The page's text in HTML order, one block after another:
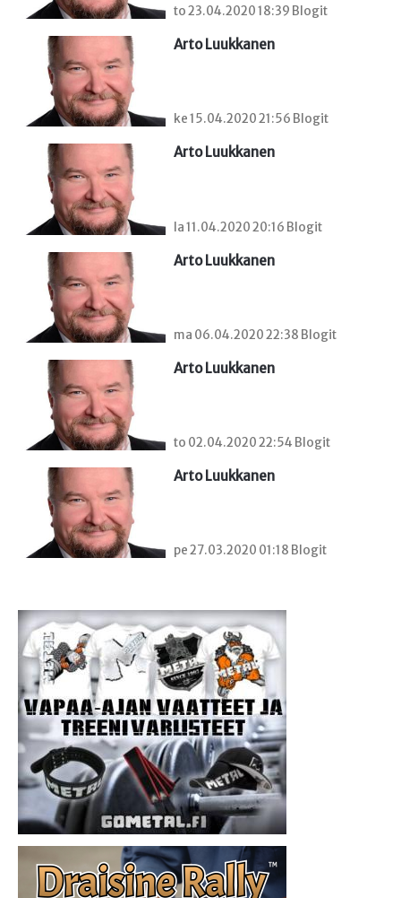
to 23.04.2020 18:39 Blogit
Arto Luukkanen
ke 15.04.2020 21:56 Blogit
Arto Luukkanen
la 11.04.2020 20:16 Blogit
Arto Luukkanen
ma 06.04.2020 22:38 Blogit
Arto Luukkanen
to 02.04.2020 22:54 Blogit
Arto Luukkanen
pe 27.03.2020 01:18 Blogit